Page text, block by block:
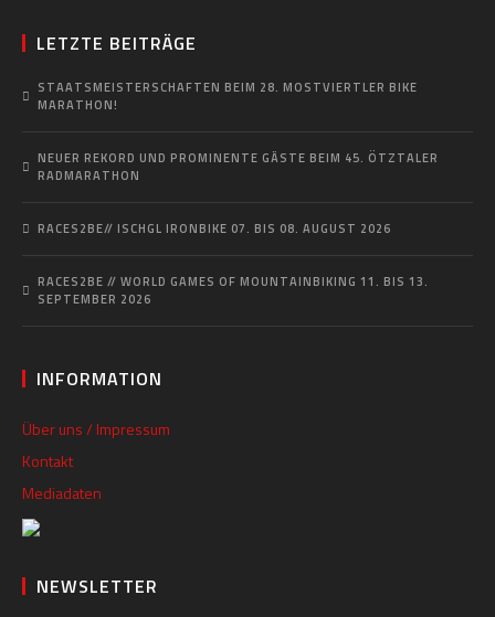
LETZTE BEITRÄGE
STAATSMEISTERSCHAFTEN BEIM 28. MOSTVIERTLER BIKE
MARATHON!
NEUER REKORD UND PROMINENTE GÄSTE BEIM 45. ÖTZTALER
RADMARATHON
RACES2BE// ISCHGL IRONBIKE 07. BIS 08. AUGUST 2026
RACES2BE // WORLD GAMES OF MOUNTAINBIKING 11. BIS 13.
SEPTEMBER 2026
INFORMATION
Über uns / Impressum
Kontakt
Mediadaten
NEWSLETTER